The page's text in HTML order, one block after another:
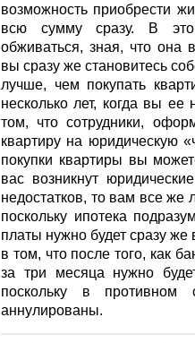
возможность приобрести
всю сумму сразу. В
обживаться, зная, что она
вы сразу же становитесь
лучше, чем покупать
несколько лет, когда вы
том, что сотрудники,
квартиру на юридическую
покупки квартиры вы
вас возникнут
недостатков, то вам все же
поскольку ипотека
платы нужно будет сразу
в том, что после того, как
за три месяца нужно
поскольку в противном
аннулированы.